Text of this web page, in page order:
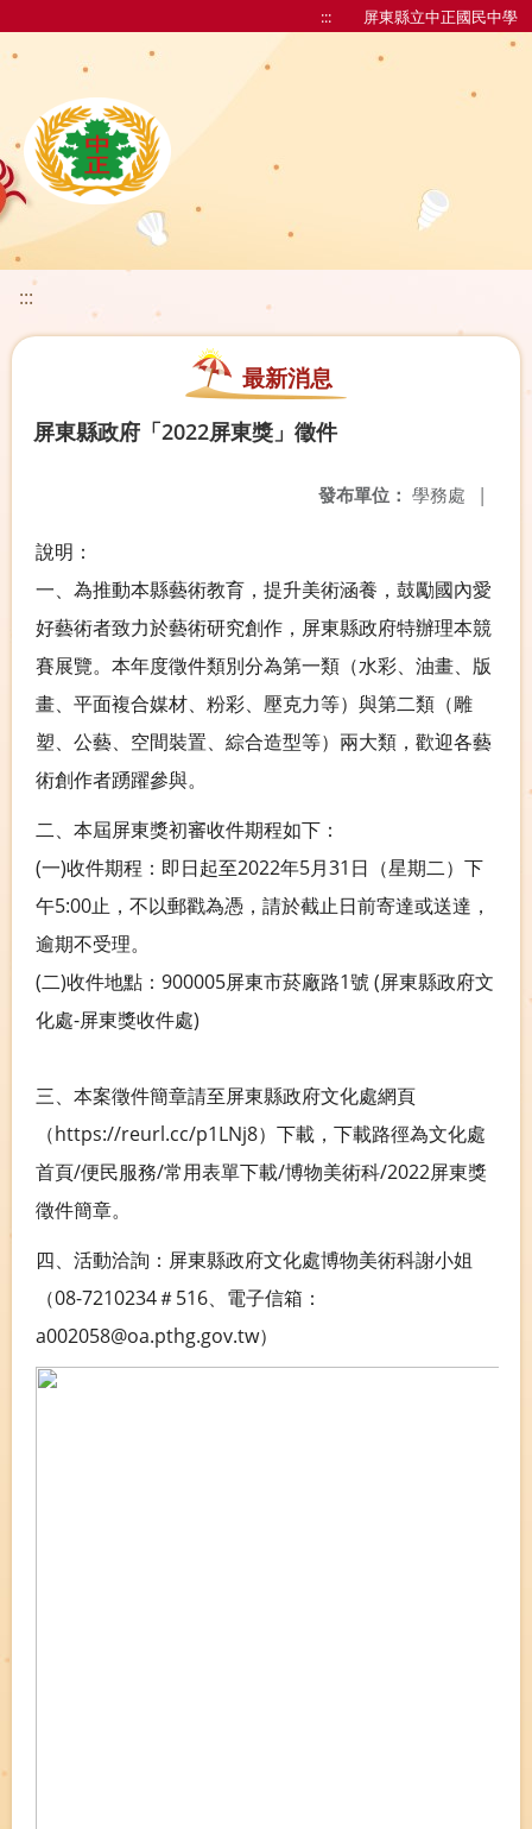
::: 屏東縣立中正國民中學
:::
最新消息
屏東縣政府「2022屏東獎」徵件
發布單位： 學務處 |
說明：
一、為推動本縣藝術教育，提升美術涵養，鼓勵國內愛
好藝術者致力於藝術研究創作，屏東縣政府特辦理本競
賽展覽。本年度徵件類別分為第一類（水彩、油畫、版
畫、平面複合媒材、粉彩、壓克力等）與第二類（雕
塑、公藝、空間裝置、綜合造型等）兩大類，歡迎各藝
術創作者踴躍參與。
二、本屆屏東獎初審收件期程如下：
(一)收件期程：即日起至2022年5月31日（星期二）下
午5:00止，不以郵戳為憑，請於截止日前寄達或送達，
逾期不受理。
(二)收件地點：900005屏東市菸廠路1號 (屏東縣政府文
化處-屏東獎收件處)
三、本案徵件簡章請至屏東縣政府文化處網頁
（https://reurl.cc/p1LNj8）下載，下載路徑為文化處
首頁/便民服務/常用表單下載/博物美術科/2022屏東獎
徵件簡章。
四、活動洽詢：屏東縣政府文化處博物美術科謝小姐
（08-7210234＃516、電子信箱：
a002058@oa.pthg.gov.tw）